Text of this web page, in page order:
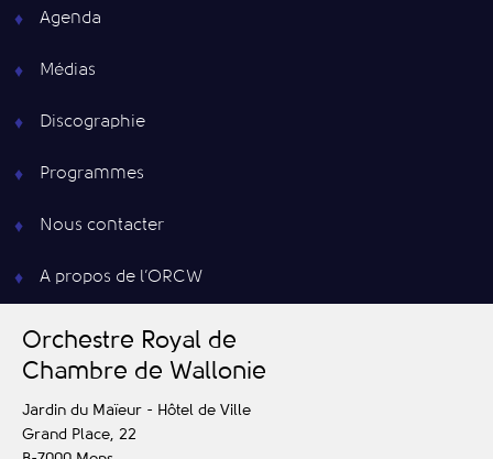
Agenda
Médias
Discographie
Programmes
Nous contacter
A propos de l’ORCW
Orchestre Royal de
Chambre de Wallonie
Jardin du Maïeur - Hôtel de Ville
Grand Place, 22